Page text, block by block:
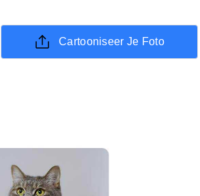
Cartooniseer Je Foto